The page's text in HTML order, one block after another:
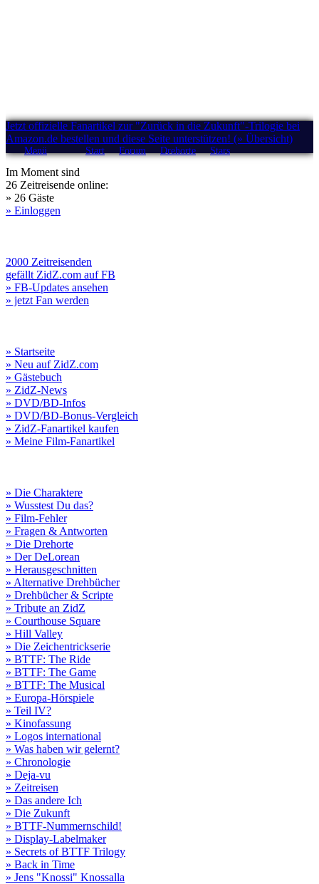
Jetzt offizielle Fanartikel zur "Zurück in die Zukunft"-Trilogie bei
Amazon.de bestellen und diese Seite unterstützen! (» Übersicht)
Menü Start Forum Drehorte Stars
Im Moment sind
26 Zeitreisende online:
» 26 Gäste
» Einloggen
2000 Zeitreisenden
gefällt ZidZ.com auf FB
» FB-Updates ansehen
» jetzt Fan werden
» Startseite
» Neu auf ZidZ.com
» Gästebuch
» ZidZ-News
» DVD/BD-Infos
» DVD/BD-Bonus-Vergleich
» ZidZ-Fanartikel kaufen
» Meine Film-Fanartikel
» Die Charaktere
» Wusstest Du das?
» Film-Fehler
» Fragen & Antworten
» Die Drehorte
» Der DeLorean
» Herausgeschnitten
» Alternative Drehbücher
» Drehbücher & Scripte
» Tribute an ZidZ
» Courthouse Square
» Hill Valley
» Die Zeichentrickserie
» BTTF: The Ride
» BTTF: The Game
» BTTF: The Musical
» Europa-Hörspiele
» Teil IV?
» Kinofassung
» Logos international
» Was haben wir gelernt?
» Chronologie
» Deja-vu
» Zeitreisen
» Das andere Ich
» Die Zukunft
» BTTF-Nummernschild!
» Display-Labelmaker
» Secrets of BTTF Trilogy
» Back in Time
» Jens "Knossi" Knossalla